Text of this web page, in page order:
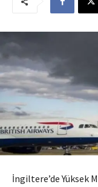
İngiltere’de Yüksek